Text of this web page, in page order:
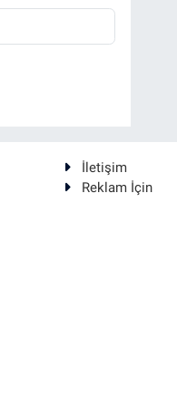
İletişim
Reklam İçin